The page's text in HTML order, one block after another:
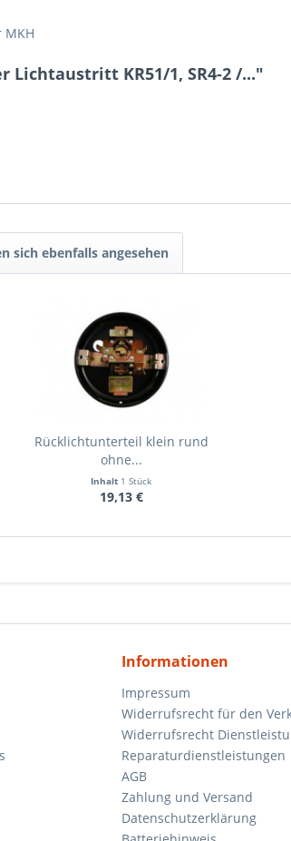
MKH
KR51/1, SR4-2 /..."
sich ebenfalls angesehen
Rücklichtunterteil klein rund
ohne...
Inhalt 1 Stück
19,13 €
Informationen
Impressum
Widerrufsrecht für den
Widerrufsrecht
Reparaturdienstleistungen
AGB
Zahlung und Versand
Datenschutzerklärung